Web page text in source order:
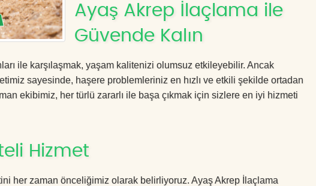
Ayaş Akrep İlaçlama ile
Güvende Kalın
ile karşılaşmak, yaşam kalitenizi olumsuz etkileyebilir. Ancak
sayesinde, haşere problemleriniz en hızlı ve etkili şekilde ortadan
ekibimiz, her türlü zararlı ile başa çıkmak için sizlere en iyi hizmeti
Hizmet
her zaman önceliğimiz olarak belirliyoruz. Ayaş Akrep İlaçlama